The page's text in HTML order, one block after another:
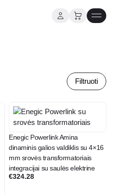
Filtruoti
Enegic Powerlink Amina
dinaminis galios valdiklis su 4×16
mm srovės transformatoriais
integracijai su saulės elektrine
€324.28